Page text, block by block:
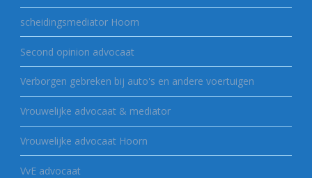
scheidingsmediator Hoorn
Second opinion advocaat
Verborgen gebreken bij auto's en andere voertuigen
Vrouwelijke advocaat & mediator
Vrouwelijke advocaat Hoorn
VvE advocaat